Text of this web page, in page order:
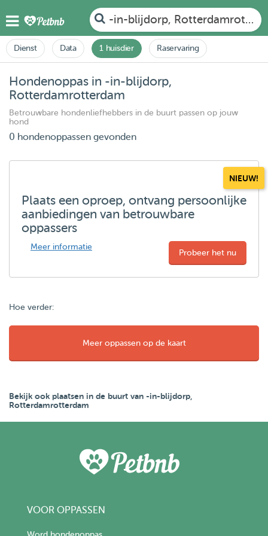
-in-blijdorp,
Dienst Data 1 huisdier Raservaring
Hondenoppas in -in-blijdorp,
Rotterdamrotterdam
Betrouwbare hondenliefhebbers in de buurt passen op jouw
hond
0 hondenoppassen gevonden
NIEUW!
Plaats een oproep, ontvang persoonlijke
aanbiedingen van betrouwbare
oppassers
Meer informatie
Probeer het nu
Hoe verder:
Meer oppassen op de kaart
Bekijk ook plaatsen in de buurt van -in-blijdorp,
Rotterdamrotterdam
VOOR OPPASSEN